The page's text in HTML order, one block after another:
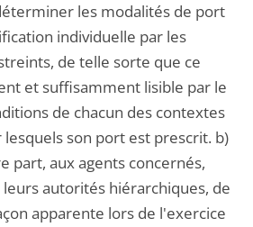
les modalités de port
individuelle par les
de telle sorte que ce
et suffisamment lisible par le
de chacun des contextes
son port est prescrit. b)
part, aux agents concernés,
autorités hiérarchiques, de
apparente lors de l'exercice